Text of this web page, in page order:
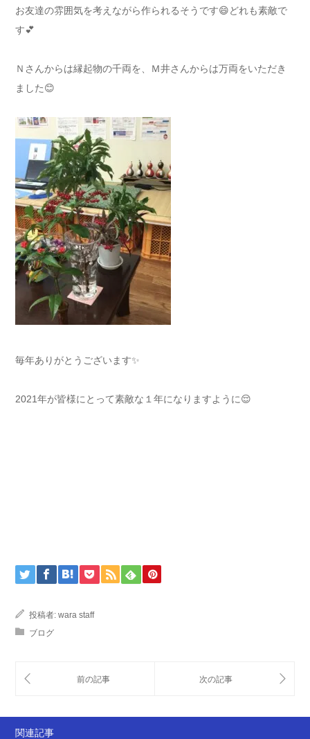
お友達の雰囲気を考えながら作られるそうです😄どれも素敵で
す💕
Ｎさんからは縁起物の千両を、Ｍ井さんからは万両をいただき
ました😊
毎年ありがとうございます✨
2021年が皆様にとって素敵な１年になりますように😌
投稿者: wara staff
ブログ
関連記事